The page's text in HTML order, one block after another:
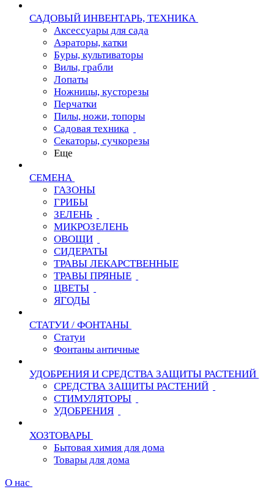
САДОВЫЙ ИНВЕНТАРЬ, ТЕХНИКА
Аксессуары для сада
Аэраторы, катки
Буры, культиваторы
Вилы, грабли
Лопаты
Ножницы, кусторезы
Перчатки
Пилы, ножи, топоры
Садовая техника
Секаторы, сучкорезы
Еще
СЕМЕНА
ГАЗОНЫ
ГРИБЫ
ЗЕЛЕНЬ
МИКРОЗЕЛЕНЬ
ОВОЩИ
СИДЕРАТЫ
ТРАВЫ ЛЕКАРСТВЕННЫЕ
ТРАВЫ ПРЯНЫЕ
ЦВЕТЫ
ЯГОДЫ
СТАТУИ / ФОНТАНЫ
Статуи
Фонтаны античные
УДОБРЕНИЯ И СРЕДСТВА ЗАЩИТЫ РАСТЕНИЙ
СРЕДСТВА ЗАЩИТЫ РАСТЕНИЙ
СТИМУЛЯТОРЫ
УДОБРЕНИЯ
ХОЗТОВАРЫ
Бытовая химия для дома
Товары для дома
О нас